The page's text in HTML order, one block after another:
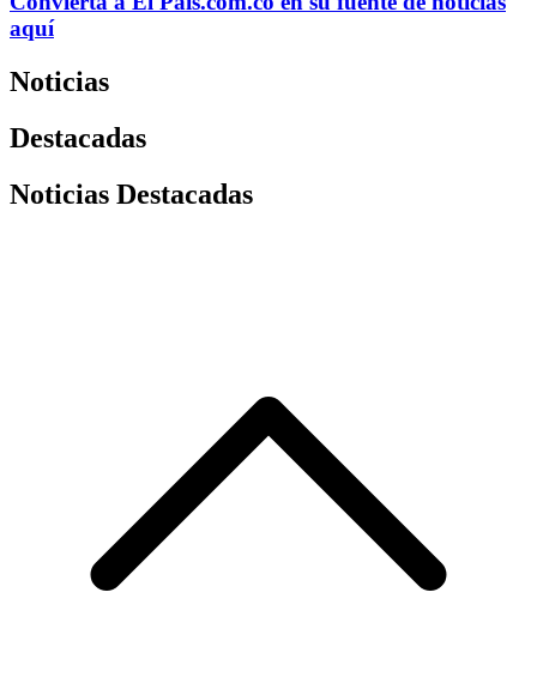
aquí
Noticias
Destacadas
Noticias Destacadas